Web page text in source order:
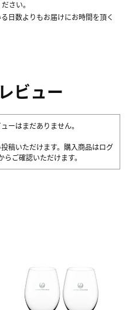
さい。
日数よりもお届けにお時間を頂く
ビュー
ーはまだありません。
稿いただけます。購入商品はログ
らご確認いただけます。